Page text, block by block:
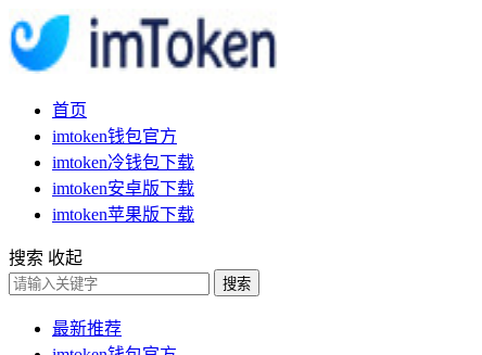
首页
imtoken钱包官方
imtoken冷钱包下载
imtoken安卓版下载
imtoken苹果版下载
搜索 收起
搜索
最新推荐